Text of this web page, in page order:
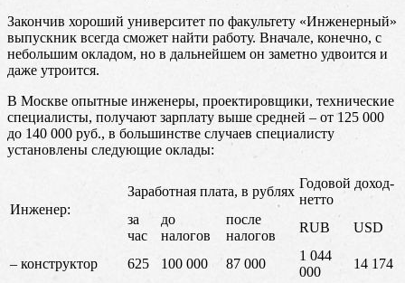
Закончив хороший университет по факультету «Инженерный»
выпускник всегда сможет найти работу. Вначале, конечно, с
небольшим окладом, но в дальнейшем он заметно удвоится и
даже утроится.
В Москве опытные инженеры, проектировщики, технические
специалисты, получают зарплату выше средней – от 125 000
до 140 000 руб., в большинстве случаев специалисту
установлены следующие оклады:
Инженер:
Заработная плата, в рублях
Годовой доход-
нетто
за
час
до
налогов
после
налогов
RUB USD
– конструктор 625 100 000 87 000
1 044
000
14 174